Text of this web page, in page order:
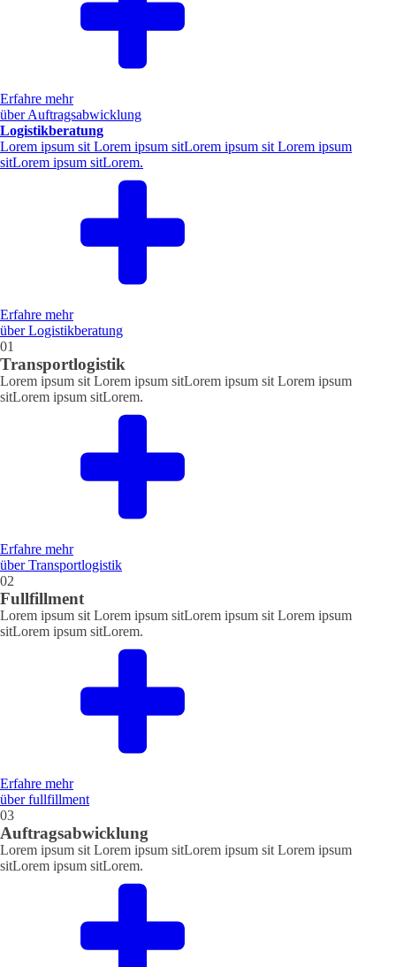
Erfahre mehr
über Auftragsabwicklung
Logistikberatung
Lorem ipsum sit Lorem ipsum sitLorem ipsum sit Lorem ipsum
sitLorem ipsum sitLorem.
Erfahre mehr
über Logistikberatung
01
Transportlogistik
Lorem ipsum sit Lorem ipsum sitLorem ipsum sit Lorem ipsum
sitLorem ipsum sitLorem.
Erfahre mehr
über Transportlogistik
02
Fullfillment
Lorem ipsum sit Lorem ipsum sitLorem ipsum sit Lorem ipsum
sitLorem ipsum sitLorem.
Erfahre mehr
über fullfillment
03
Auftragsabwicklung
Lorem ipsum sit Lorem ipsum sitLorem ipsum sit Lorem ipsum
sitLorem ipsum sitLorem.